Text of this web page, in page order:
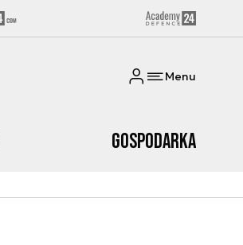
Menu
Gospodarka